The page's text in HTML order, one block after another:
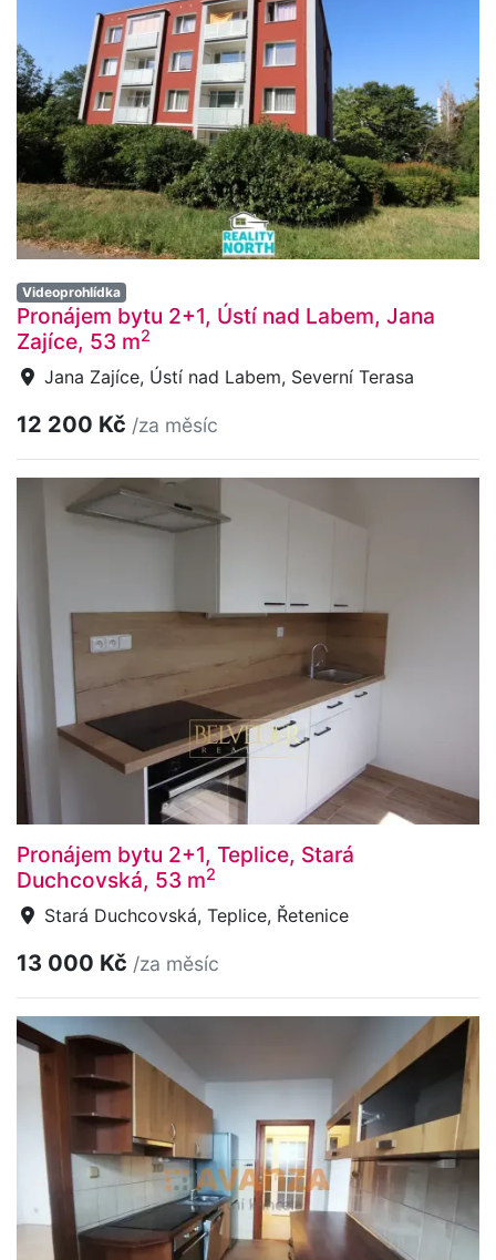
Videoprohlídka
Pronájem bytu 2+1, Ústí nad Labem, Jana
Zajíce, 53 m2
Jana Zajíce, Ústí nad Labem, Severní Terasa
12 200 Kč /za měsíc
Pronájem bytu 2+1, Teplice, Stará
Duchcovská, 53 m2
Stará Duchcovská, Teplice, Řetenice
13 000 Kč /za měsíc